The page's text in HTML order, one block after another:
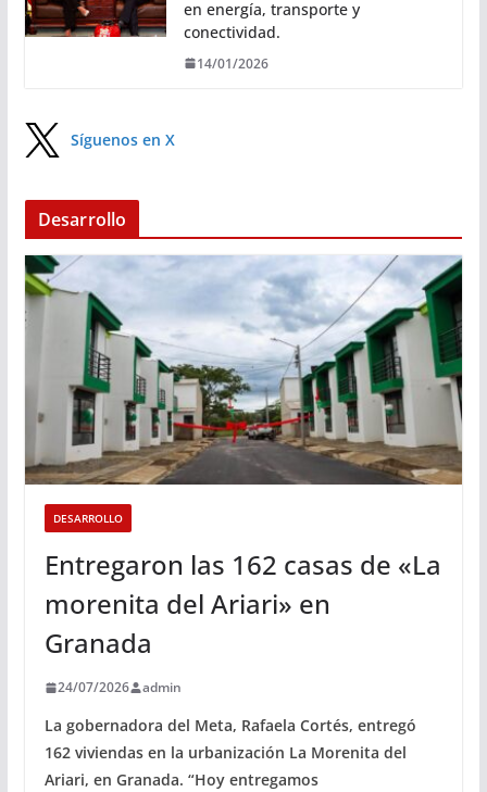
en energía, transporte y
conectividad.
14/01/2026
Síguenos en X
Desarrollo
DESARROLLO
Entregaron las 162 casas de «La
morenita del Ariari» en
Granada
24/07/2026 admin
La gobernadora del Meta, Rafaela Cortés, entregó
162 viviendas en la urbanización La Morenita del
Ariari, en Granada. “Hoy entregamos